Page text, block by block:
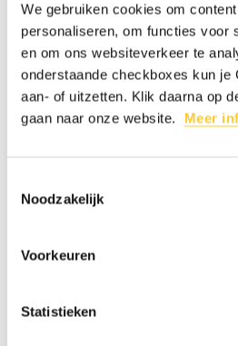
We gebruiken cookies om
personaliseren, om functies voor
en om ons websiteverkeer te
onderstaande checkboxes kun je
aan- of uitzetten. Klik daarna op
gaan naar onze website. Meer
Noodzakelijk
Voorkeuren
Statistieken
voor geweld en
waar de voorzieningen
mensen te weinig te
ontwikkeling van kinderen
impact op een
zijn vaak nog jarenlang